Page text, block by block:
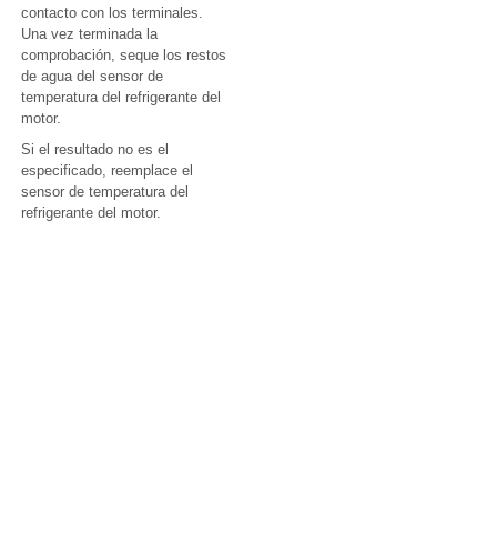
contacto con los terminales.
Una vez terminada la
comprobación, seque los restos
de agua del sensor de
temperatura del refrigerante del
motor.
Si el resultado no es el
especificado, reemplace el
sensor de temperatura del
refrigerante del motor.